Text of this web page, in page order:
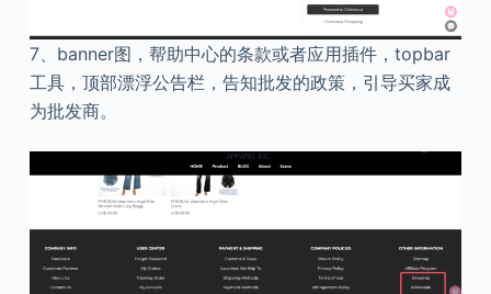
7、banner图，帮助中心的条款或者应用插件，topbar
工具，顶部漂浮公告栏，告知批发的政策，引导买家成
为批发商。